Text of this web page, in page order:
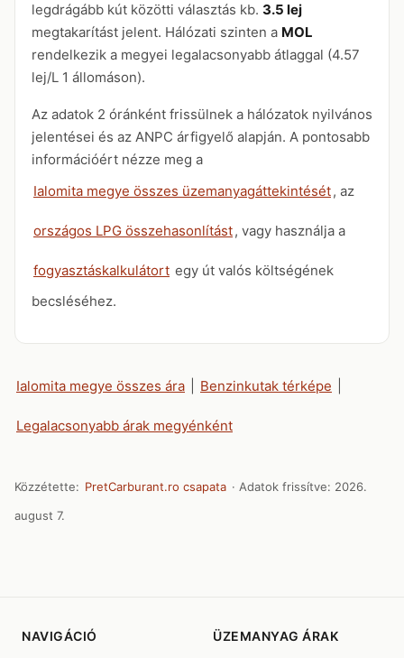
legdrágább kút közötti választás kb. 3.5 lej
megtakarítást jelent. Hálózati szinten a MOL
rendelkezik a megyei legalacsonyabb átlaggal (4.57
lej/L 1 állomáson).
Az adatok 2 óránként frissülnek a hálózatok nyilvános
jelentései és az ANPC árfigyelő alapján. A pontosabb
információért nézze meg a
Ialomita megye összes üzemanyagáttekintését, az
országos LPG összehasonlítást, vagy használja a
fogyasztáskalkulátort egy út valós költségének
becsléséhez.
Ialomita megye összes ára Benzinkutak térképe
Legalacsonyabb árak megyénként
Közzétette: PretCarburant.ro csapata · Adatok frissítve: 2026.
august 7.
NAVIGÁCIÓ ÜZEMANYAG ÁRAK